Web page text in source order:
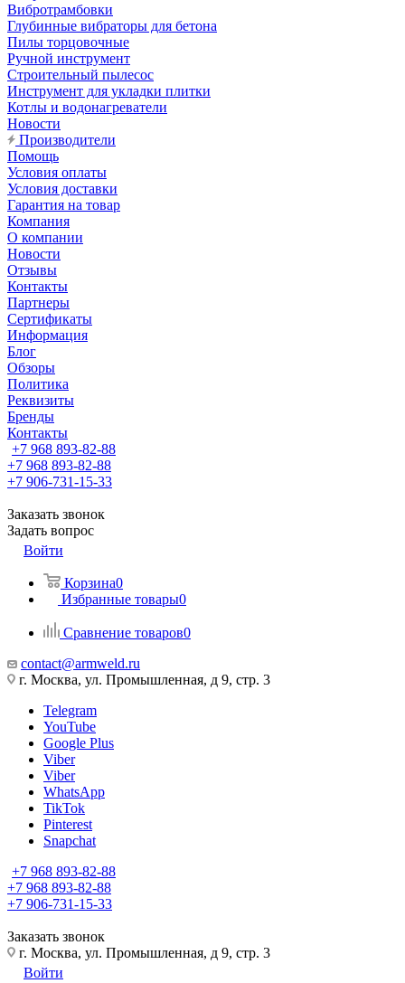
Вибротрамбовки
Глубинные вибраторы для бетона
Пилы торцовочные
Ручной инструмент
Строительный пылесос
Инструмент для укладки плитки
Котлы и водонагреватели
Новости
Производители
Помощь
Условия оплаты
Условия доставки
Гарантия на товар
Компания
О компании
Новости
Отзывы
Контакты
Партнеры
Сертификаты
Информация
Блог
Обзоры
Политика
Реквизиты
Бренды
Контакты
+7 968 893-82-88
+7 968 893-82-88
+7 906-731-15-33
Заказать звонок
Задать вопрос
Войти
Корзина0
Избранные товары0
Сравнение товаров0
contact@armweld.ru
г. Москва, ул. Промышленная, д 9, стр. 3
Telegram
YouTube
Google Plus
Viber
Viber
WhatsApp
TikTok
Pinterest
Snapchat
+7 968 893-82-88
+7 968 893-82-88
+7 906-731-15-33
Заказать звонок
г. Москва, ул. Промышленная, д 9, стр. 3
Войти